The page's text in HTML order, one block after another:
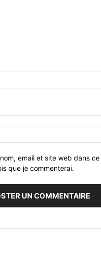
email et site web dans
que je commenterai.